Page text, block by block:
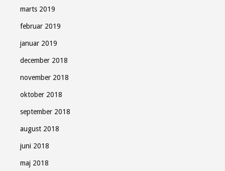
marts 2019
februar 2019
januar 2019
december 2018
november 2018
oktober 2018
september 2018
august 2018
juni 2018
maj 2018